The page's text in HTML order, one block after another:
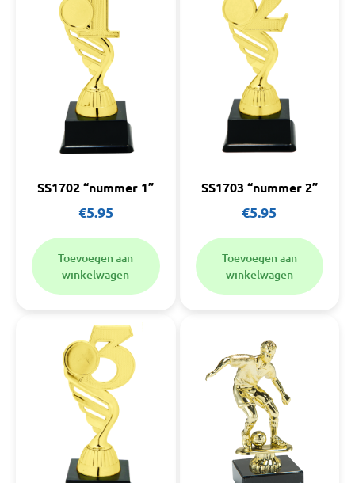
SS1702 “nummer 1”
€5.95
Toevoegen aan
winkelwagen
SS1703 “nummer 2”
€5.95
Toevoegen aan
winkelwagen